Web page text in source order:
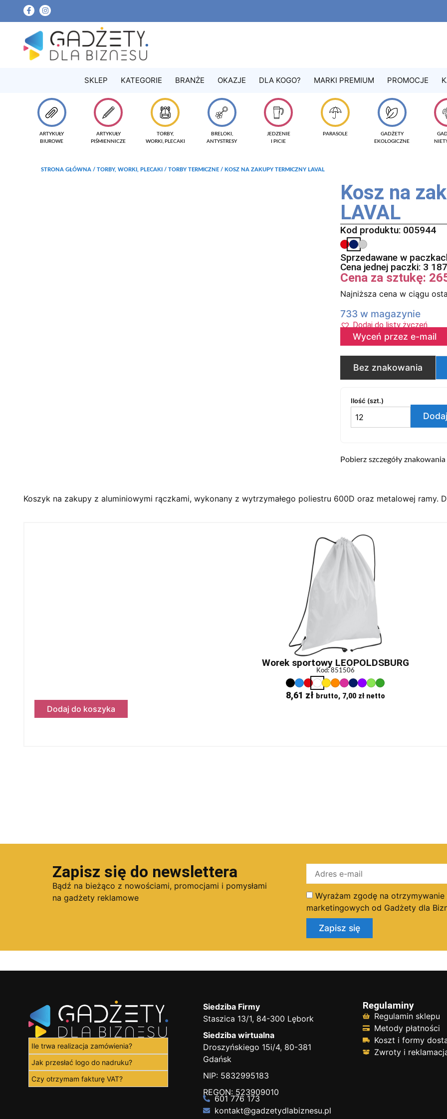
SKLEP KATEGORIE BRANŻE OKAZJE DLA KOGO? MARKI PREMIUM PROMOCJE
ARTYKUŁY
BIUROWE
ARTYKUŁY
PIŚMIENNICZE
TORBY,
WORKI, PLECAKI
BRELOKI,
ANTYSTRESY
JEDZENIE
I PICIE
PARASOLE
GADŻETY
EKOLOGICZNE
STRONA GŁÓWNA / TORBY, WORKI, PLECAKI / TORBY TERMICZNE / KOSZ NA ZAKUPY TERMICZNY LAVAL
Kosz na
LAVAL
Kod produktu: 005944
Sprzedawane w
Cena jednej paczki: 3
Cena za sztukę:
Najniższa cena w ciągu
733 w magazynie
Dodaj do listy życzeń
Wyceń przez e-mail
Bez znakowania
Ilość (szt.)
Pobierz szczegóły znakowania
Koszyk na zakupy z aluminiowymi rączkami, wykonany z wytrzymałego poliestru 600D oraz metalowej ramy.
Worek sportowy LEOPOLDSBURG
Kod: 851506
8,61 zł brutto, 7,00 złnetto
Dodaj do koszyka
Zapisz się do newslettera
Bądź na bieżąco z nowościami, promocjami i pomysłami
na gadżety reklamowe
Wyrażam zgodę na
marketingowych od Gadżety dla
Zapisz się
Ile trwa realizacja zamówienia?
Jak przesłać logo do nadruku?
Czy otrzymam fakturę VAT?
Siedziba Firmy
Staszica 13/1, 84-300 Lębork
Siedziba wirtualna
Droszyńskiego 15i/4, 80-381
Gdańsk
NIP: 5832995183
REGON: 523909010
601 776 173
kontakt@gadzetydlabiznesu.pl
Regulaminy
Regulamin sklepu
Metody płatności
Koszt i formy
Zwroty i